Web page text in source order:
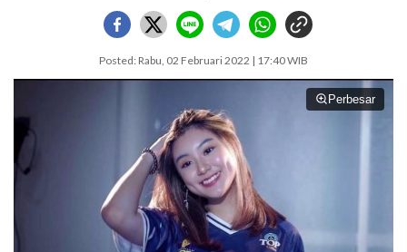
Posted: Rabu, 02 Februari 2022 | 17:40 WIB
Perbesar